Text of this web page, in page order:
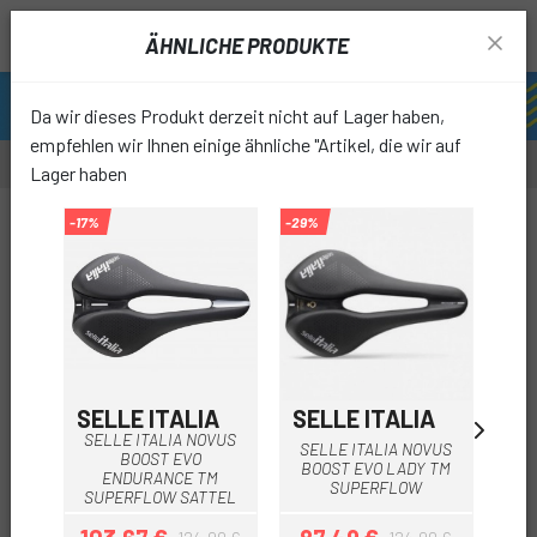
ÄHNLICHE PRODUKTE
Da wir dieses Produkt derzeit nicht auf Lager haben,
empfehlen wir Ihnen einige ähnliche "Artikel, die wir auf
Lager haben
-17%
SELLE ITALIA
SELLE ITALIA NOVUS
BOOST EVO
ENDURANCE TM
SUPERFLOW SATTEL
-29%
SELLE ITALIA
SELLE ITALIA NOVUS
BOOST EVO LADY TM
SUPERFLOW